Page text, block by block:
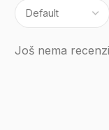
Još nema